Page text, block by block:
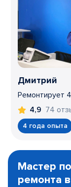
Дмитрий
Ремонтирует
4,9 74
4 года опыта
1
Мастер
ремонта